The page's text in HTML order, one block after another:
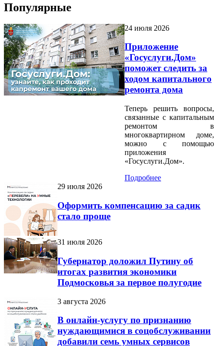
Популярные
24 июля 2026
Приложение
«Госуслуги.Дом»
поможет следить за
ходом капитального
ремонта дома
Теперь решить вопросы,
связанные с капитальным
ремонтом в
многоквартирном доме,
можно с помощью
приложения
«Госуслуги.Дом».
Подробнее
29 июля 2026
Оформить компенсацию за садик
стало проще
31 июля 2026
Губернатор доложил Путину об
итогах развития экономики
Подмосковья за первое полугодие
3 августа 2026
В онлайн-услугу по признанию
нуждающимися в соцобслуживании
добавили семь умных сервисов